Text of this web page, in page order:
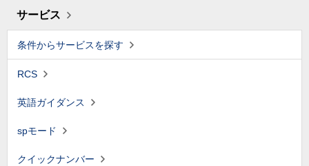
サービス
条件からサービスを探す
RCS
英語ガイダンス
spモード
クイックナンバー